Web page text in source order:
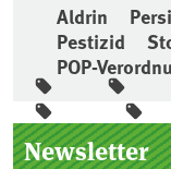
Aldrin
Pestizid
POP-
Newsletter